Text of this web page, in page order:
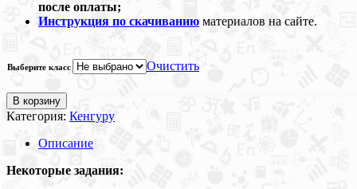
после оплаты;
Инструкция по скачиванию материалов на сайте.
Выберите класс Очистить
В корзину
Категория: Кенгуру
Описание
Некоторые задания: